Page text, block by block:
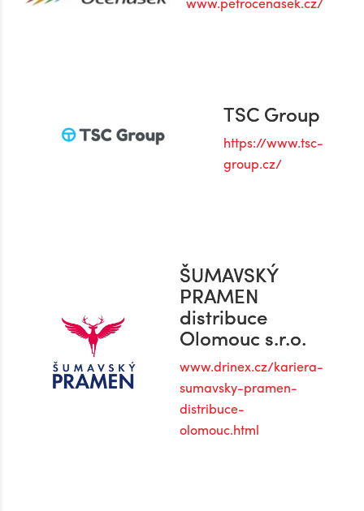
TSC Group
https://www.tsc-
group.cz/
ŠUMAVSKÝ
PRAMEN
distribuce
Olomouc s.r.o.
www.drinex.cz/kariera-
sumavsky-pramen-
distribuce-
olomouc.html